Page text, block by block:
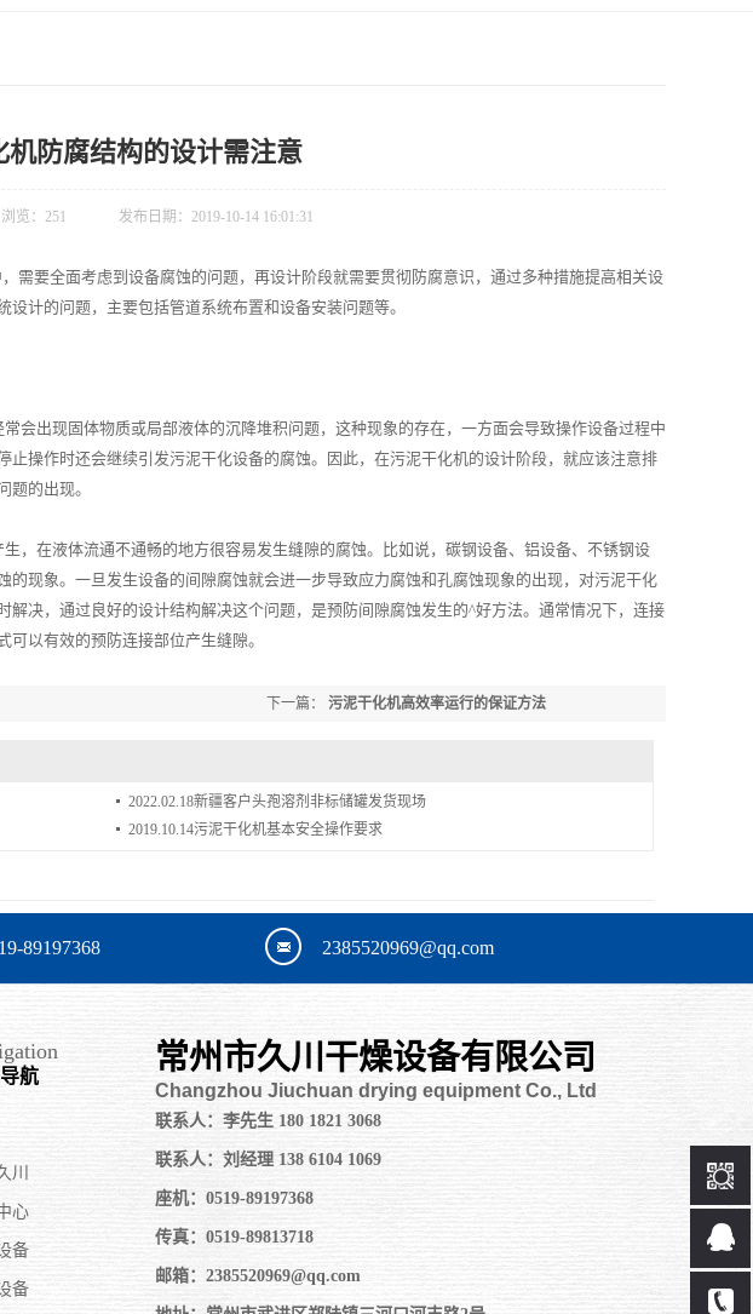
机防腐结构的设计需注意
浏览： 251 发布日期：2019-10-14 16:01:31
需要全面考虑到设备腐蚀的问题，再设计阶段就需要贯彻防腐意识，通过多种措施提高相关设
计的问题，主要包括管道系统布置和设备安装问题等。
出现固体物质或局部液体的沉降堆积问题，这种现象的存在，一方面会导致操作设备过程中
操作时还会继续引发污泥干化设备的腐蚀。因此，在污泥干化机的设计阶段，就应该注意排
的出现。
在液体流通不通畅的地方很容易发生缝隙的腐蚀。比如说，碳钢设备、铝设备、不锈钢设
现象。一旦发生设备的间隙腐蚀就会进一步导致应力腐蚀和孔腐蚀现象的出现，对污泥干化
决，通过良好的设计结构解决这个问题，是预防间隙腐蚀发生的^好方法。通常情况下，连接
以有效的预防连接部位产生缝隙。
下一篇： 污泥干化机高效率运行的保证方法
2022.02.18新疆客户头孢溶剂非标储罐发货现场
2019.10.14污泥干化机基本安全操作要求
89197368 2385520969@qq.com
航
川
心
备
备
常州市久川干燥设备有限公司
Changzhou Jiuchuan drying equipment Co., Ltd
联系人：李先生 180 1821 3068
联系人：刘经理 138 6104 1069
座机：0519-89197368
传真：0519-89813718
邮箱：2385520969@qq.com